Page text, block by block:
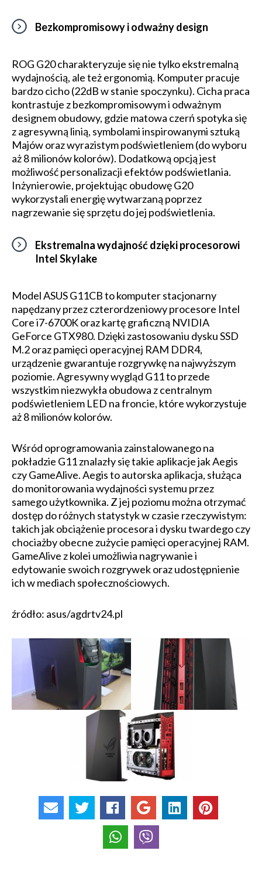
Bezkompromisowy i odważny design
ROG G20 charakteryzuje się nie tylko ekstremalną
wydajnością, ale też ergonomią. Komputer pracuje
bardzo cicho (22dB w stanie spoczynku). Cicha praca
kontrastuje z bezkompromisowym i odważnym
designem obudowy, gdzie matowa czerń spotyka się
z agresywną linią, symbolami inspirowanymi sztuką
Majów oraz wyrazistym podświetleniem (do wyboru
aż 8 milionów kolorów). Dodatkową opcją jest
możliwość personalizacji efektów podświetlania.
Inżynierowie, projektując obudowę G20
wykorzystali energię wytwarzaną poprzez
nagrzewanie się sprzętu do jej podświetlenia.
Ekstremalna wydajność dzięki procesorowi
Intel Skylake
Model ASUS G11CB to komputer stacjonarny
napędzany przez czterordzeniowy procesore Intel
Core i7-6700K oraz kartę graficzną NVIDIA
GeForce GTX980. Dzięki zastosowaniu dysku SSD
M.2 oraz pamięci operacyjnej RAM DDR4,
urządzenie gwarantuje rozgrywkę na najwyższym
poziomie. Agresywny wygląd G11 to przede
wszystkim niezwykła obudowa z centralnym
podświetleniem LED na froncie, które wykorzystuje
aż 8 milionów kolorów.
Wśród oprogramowania zainstalowanego na
pokładzie G11 znalazły się takie aplikacje jak Aegis
czy GameAlive. Aegis to autorska aplikacja, służąca
do monitorowania wydajności systemu przez
samego użytkownika. Z jej poziomu można otrzymać
dostęp do różnych statystyk w czasie rzeczywistym:
takich jak obciążenie procesora i dysku twardego czy
chociażby obecne zużycie pamięci operacyjnej RAM.
GameAlive z kolei umożliwia nagrywanie i
edytowanie swoich rozgrywek oraz udostępnienie
ich w mediach społecznościowych.
źródło: asus/agdrtv24.pl